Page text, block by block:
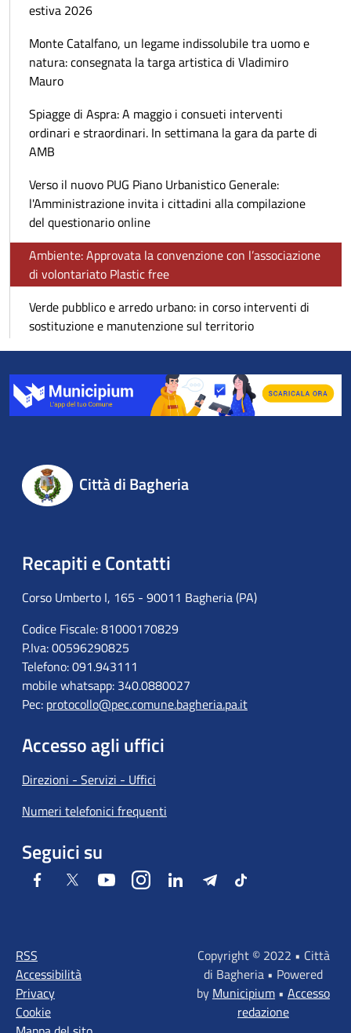
estiva 2026
Monte Catalfano, un legame indissolubile tra uomo e
natura: consegnata la targa artistica di Vladimiro
Mauro
Spiagge di Aspra: A maggio i consueti interventi
ordinari e straordinari. In settimana la gara da parte di
AMB
Verso il nuovo PUG Piano Urbanistico Generale:
l'Amministrazione invita i cittadini alla compilazione
del questionario online
Ambiente: Approvata la convenzione con l’associazione
di volontariato Plastic free
Verde pubblico e arredo urbano: in corso interventi di
sostituzione e manutenzione sul territorio
Città di Bagheria
Recapiti e Contatti
Corso Umberto I, 165 - 90011 Bagheria (PA)
Codice Fiscale: 81000170829
P.Iva: 00596290825
Telefono: 091.943111
mobile whatsapp: 340.0880027
Pec: protocollo@pec.comune.bagheria.pa.it
Accesso agli uffici
Direzioni - Servizi - Uffici
Numeri telefonici frequenti
Seguici su
Facebook Twitter YoutubeInstagramLinkedIn TelegramTiktok
RSS
Accessibilità
Privacy
Cookie
Copyright © 2022 • Città
di Bagheria • Powered
by Municipium • Accesso
redazione